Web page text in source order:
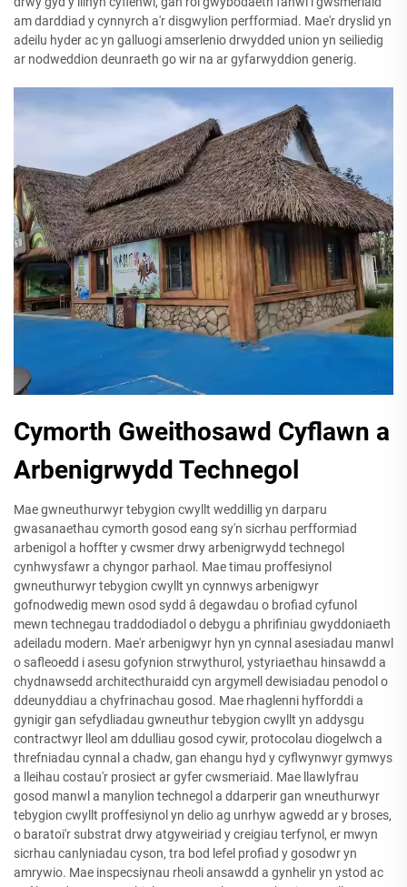
am darddiad y cynnyrch a'r disgwylion perfformiad. Mae'r dryslid yn
adeilu hyder ac yn galluogi amserlenio drwydded union yn seiliedig
ar nodweddion deunraeth go wir na ar gyfarwyddion generig.
Cymorth Gweithosawd Cyflawn a
Arbenigrwydd Technegol
Mae gwneuthurwyr tebygion cwyllt weddillig yn darparu
gwasanaethau cymorth gosod eang sy'n sicrhau perfformiad
arbenigol a hoffter y cwsmer drwy arbenigrwydd technegol
cynhwysfawr a chyngor parhaol. Mae timau proffesiynol
gwneuthurwyr tebygion cwyllt yn cynnwys arbenigwyr
gofnodwedig mewn osod sydd â degawdau o brofiad cyfunol
mewn technegau traddodiadol o debygu a phrifiniau gwyddoniaeth
adeiladu modern. Mae'r arbenigwyr hyn yn cynnal asesiadau manwl
o safleoedd i asesu gofynion strwythurol, ystyriaethau hinsawdd a
chydnawsedd architecthuraidd cyn argymell dewisiadau penodol o
ddeunyddiau a chyfrinachau gosod. Mae rhaglenni hyfforddi a
gynigir gan sefydliadau gwneuthur tebygion cwyllt yn addysgu
contractwyr lleol am ddulliau gosod cywir, protocolau diogelwch a
threfniadau cynnal a chadw, gan ehangu hyd y cyflwynwyr gymwys
a lleihau costau'r prosiect ar gyfer cwsmeriaid. Mae llawlyfrau
gosod manwl a manylion technegol a ddarperir gan wneuthurwyr
tebygion cwyllt proffesiynol yn delio ag unrhyw agwedd ar y broses,
o baratoi'r substrat drwy atgyweiriad y creigiau terfynol, er mwyn
sicrhau canlyniadau cyson, tra bod lefel profiad y gosodwr yn
amrywio. Mae inspecsiynau rheoli ansawdd a gynhelir yn ystod ac